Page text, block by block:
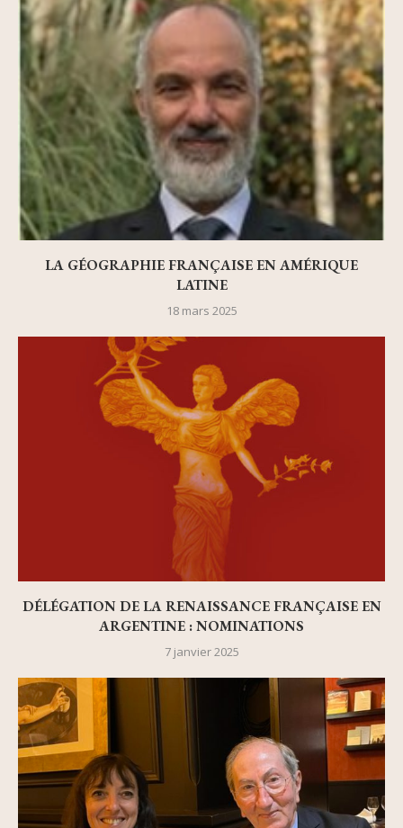
LA GÉOGRAPHIE FRANÇAISE EN AMÉRIQUE
LATINE
18 mars 2025
DÉLÉGATION DE LA RENAISSANCE FRANÇAISE EN
ARGENTINE : NOMINATIONS
7 janvier 2025